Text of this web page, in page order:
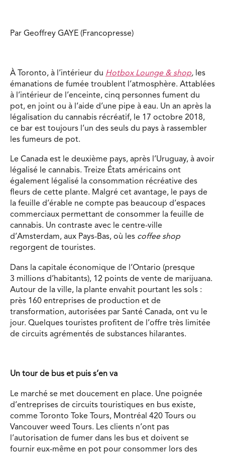
Par Geoffrey GAYE (Francopresse)
À Toronto, à l’intérieur du Hotbox Lounge & shop, les
émanations de fumée troublent l’atmosphère. Attablées
à l’intérieur de l’enceinte, cinq personnes fument du
pot, en joint ou à l’aide d’une pipe à eau. Un an après la
légalisation du cannabis récréatif, le 17 octobre 2018,
ce bar est toujours l’un des seuls du pays à rassembler
les fumeurs de pot.
Le Canada est le deuxième pays, après l’Uruguay, à avoir
légalisé le cannabis. Treize États américains ont
également légalisé la consommation récréative des
fleurs de cette plante. Malgré cet avantage, le pays de
la feuille d’érable ne compte pas beaucoup d’espaces
commerciaux permettant de consommer la feuille de
cannabis. Un contraste avec le centre-ville
d’Amsterdam, aux Pays-Bas, où les coffee shop
regorgent de touristes.
Dans la capitale économique de l’Ontario (presque
3 millions d’habitants), 12 points de vente de marijuana.
Autour de la ville, la plante envahit pourtant les sols :
près 160 entreprises de production et de
transformation, autorisées par Santé Canada, ont vu le
jour. Quelques touristes profitent de l’offre très limitée
de circuits agrémentés de substances hilarantes.
Un tour de bus et puis s’en va
Le marché se met doucement en place. Une poignée
d’entreprises de circuits touristiques en bus existe,
comme Toronto Toke Tours, Montréal 420 Tours ou
Vancouver weed Tours. Les clients n’ont pas
l’autorisation de fumer dans les bus et doivent se
fournir eux-même en pot pour consommer lors des